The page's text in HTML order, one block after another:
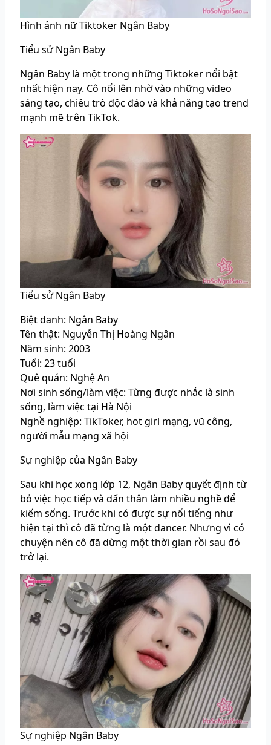
Hình ảnh nữ Tiktoker Ngân Baby
Tiểu sử Ngân Baby
Ngân Baby là một trong những Tiktoker nổi bật
nhất hiện nay. Cô nổi lên nhờ vào những video
sáng tạo, chiêu trò độc đáo và khả năng tạo trend
mạnh mẽ trên TikTok.
Tiểu sử Ngân Baby
Biệt danh: Ngân Baby
Tên thật: Nguyễn Thị Hoàng Ngân
Năm sinh: 2003
Tuổi: 23 tuổi
Quê quán: Nghệ An
Nơi sinh sống/làm việc: Từng được nhắc là sinh
sống, làm việc tại Hà Nội
Nghề nghiệp: TikToker, hot girl mạng, vũ công,
người mẫu mạng xã hội
Sự nghiệp của Ngân Baby
Sau khi học xong lớp 12, Ngân Baby quyết định từ
bỏ việc học tiếp và dấn thân làm nhiều nghề để
kiếm sống. Trước khi có được sự nổi tiếng như
hiện tại thì cô đã từng là một dancer. Nhưng vì có
chuyện nên cô đã dừng một thời gian rồi sau đó
trở lại.
Sự nghiệp Ngân Baby